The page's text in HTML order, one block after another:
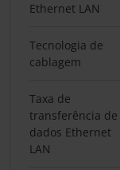
Ethernet LAN
Tecnologia de
cablagem
Taxa de
transferência de
dados Ethernet
LAN